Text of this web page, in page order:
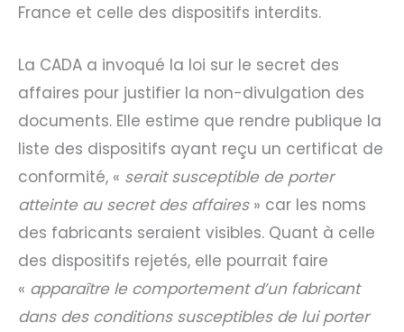
France et celle des dispositifs interdits.
La CADA a invoqué la loi sur le secret des
affaires pour justifier la non-divulgation des
documents. Elle estime que rendre publique la
liste des dispositifs ayant reçu un certificat de
conformité, « serait susceptible de porter
atteinte au secret des affaires» car les noms
des fabricants seraient visibles. Quant à celle
des dispositifs rejetés, elle pourrait faire
« apparaître le comportement d’un fabricant
dans des conditions susceptibles de lui porter